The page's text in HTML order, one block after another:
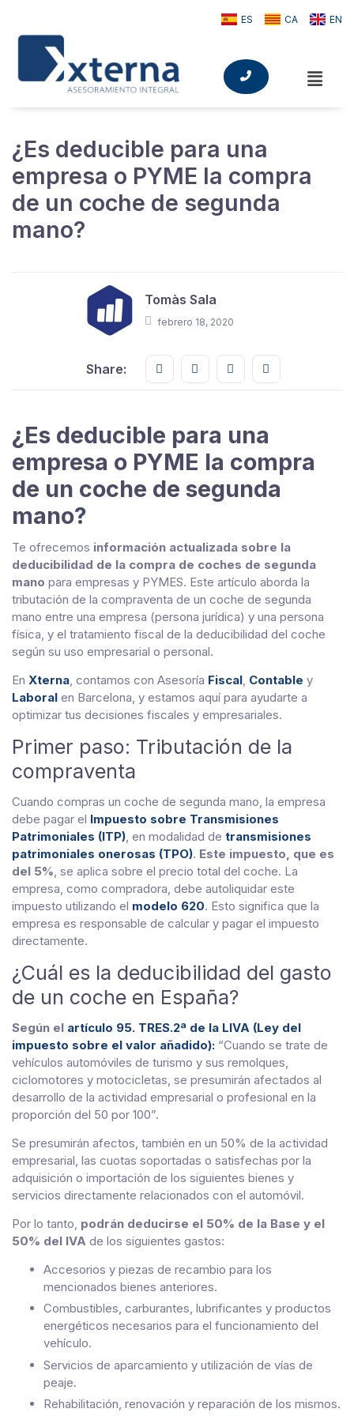
ES CA EN
¿Es deducible para una
empresa o PYME la compra
de un coche de segunda
mano?
Tomàs Sala
febrero 18, 2020
Share: Share this on FaceBook
Share this on Twitter
Share this on GMail
Share this on
¿Es deducible para una
empresa o PYME la compra
de un coche de segunda
mano?
Te ofrecemos información actualizada sobre la
deducibilidad de la compra de coches de segunda
mano para empresas y PYMES. Este artículo aborda la
tributación de la compraventa de un coche de segunda
mano entre una empresa (persona jurídica) y una persona
física, y el tratamiento fiscal de la deducibilidad del coche
según su uso empresarial o personal.
En Xterna, contamos con Asesoría Fiscal, Contable y
Laboral en Barcelona, y estamos aquí para ayudarte a
optimizar tus decisiones fiscales y empresariales.
Primer paso: Tributación de la
compraventa
Cuando compras un coche de segunda mano, la empresa
debe pagar el Impuesto sobre Transmisiones
Patrimoniales (ITP), en modalidad de transmisiones
patrimoniales onerosas (TPO). Este impuesto, que es
del 5%, se aplica sobre el precio total del coche. La
empresa, como compradora, debe autoliquidar este
impuesto utilizando el modelo 620. Esto significa que la
empresa es responsable de calcular y pagar el impuesto
directamente.
¿Cuál es la deducibilidad del gasto
de un coche en España?
Según el artículo 95. TRES.2ª de la LIVA (Ley del
impuesto sobre el valor añadido): “Cuando se trate de
vehículos automóviles de turismo y sus remolques,
ciclomotores y motocicletas, se presumirán afectados al
desarrollo de la actividad empresarial o profesional en la
proporción del 50 por 100”.
Se presumirán afectos, también en un 50% de la actividad
empresarial, las cuotas soportadas o satisfechas por la
adquisición o importación de los siguientes bienes y
servicios directamente relacionados con el automóvil.
Por lo tanto, podrán deducirse el 50% de la Base y el
50% del IVA de los siguientes gastos:
Accesorios y piezas de recambio para los
mencionados bienes anteriores.
Combustibles, carburantes, lubrificantes y productos
energéticos necesarios para el funcionamiento del
vehículo.
Servicios de aparcamiento y utilización de vías de
peaje.
Rehabilitación, renovación y reparación de los mismos.